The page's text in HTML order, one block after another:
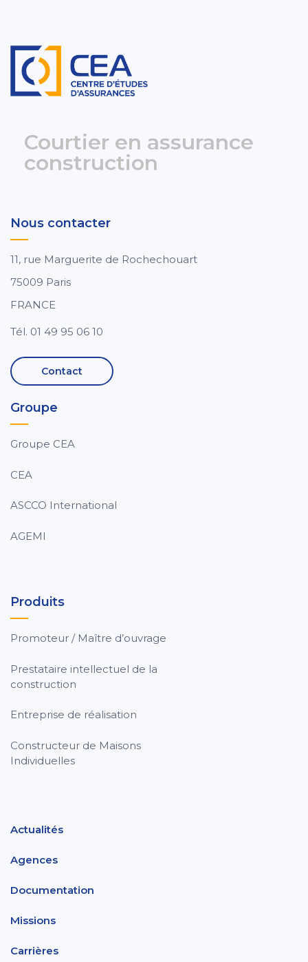
Courtier en assurance
construction
Nous contacter
11, rue Marguerite de Rochechouart
75009 Paris
FRANCE
Tél. 01 49 95 06 10
Contact
Groupe
Groupe CEA
CEA
ASCCO International
AGEMI
Produits
Promoteur / Maître d’ouvrage
Prestataire intellectuel de la
construction
Entreprise de réalisation
Constructeur de Maisons
Individuelles
Actualités
Agences
Documentation
Missions
Carrières